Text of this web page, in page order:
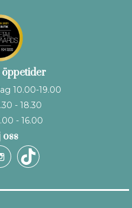
10.00-19.00
- 18.30
- 16.00